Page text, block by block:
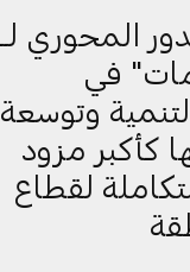
المحوري لــ
في
وتوسعة
كأكبر مزود
لقطاع